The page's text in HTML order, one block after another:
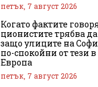
петък, 7 август 2026
Когато фактите
ционистите трябва
защо улиците на
по-спокойни от тези
Европа
петък, 7 август 2026